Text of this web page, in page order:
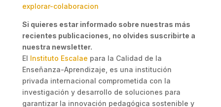
explorar-colaboracion
Si quieres estar informado sobre nuestras más
recientes publicaciones, no olvides suscribirte a
nuestra newsletter.
El
Instituto Escalae para la Calidad de la
Enseñanza-Aprendizaje, es una institución
privada internacional comprometida con la
investigación y desarrollo de soluciones para
garantizar la innovación pedagógica sostenible y